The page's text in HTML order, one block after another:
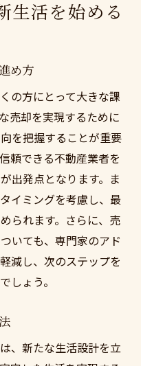
生活を始める
め方
の方にとって大きな課
売却を実現するために
を把握することが重要
頼できる不動産業者を
出発点となります。ま
イミングを考慮し、最
られます。さらに、売
いても、専門家のアド
減し、次のステップを
しょう。
、新たな生活設計を立